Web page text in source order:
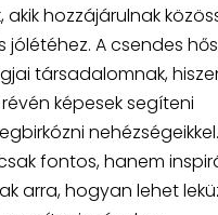
akik hozzájárulnak
jólétéhez. A csendes
társadalomnak,
képesek segíteni
fontos, hanem
arra, hogyan lehet